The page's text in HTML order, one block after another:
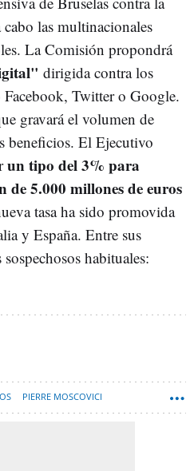
las multinacionales
La Comisión propondrá
dirigida contra los
Twitter o Google.
gravará el volumen de
beneficios. El Ejecutivo
un tipo del 3% para
de 5.000 millones de euros
tasa ha sido promovida
y España. Entre sus
habituales:
PIERRE MOSCOVICI